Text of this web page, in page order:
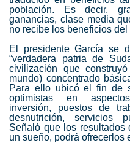
población. Es decir,
ganancias, clase media
no recibe los beneficios del
El presidente García se
“verdadera patria de
civilización que construyó
mundo) concentrado
Para ello ubicó el fin de
optimistas en
inversión, puestos de
desnutrición, servicios
Señaló que los
un sueño, podrá ofrecerlos